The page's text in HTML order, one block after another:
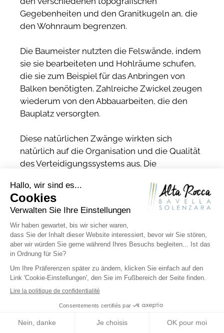
Gegebenheiten und den Granitkugeln an, die
den Wohnraum begrenzen.
Die Baumeister nutzten die Felswände, indem
sie sie bearbeiteten und Hohlräume schufen,
die sie zum Beispiel für das Anbringen von
Balken benötigten. Zahlreiche Zwickel zeugen
wiederum von den Abbauarbeiten, die den
Bauplatz versorgten.
Diese natürlichen Zwänge wirkten sich
natürlich auf die Organisation und die Qualität
des Verteidigungssystems aus. Die
der Zugangsrampen zu sehen ist, besteht aus
einem Fundament mit regelmäßigen
Schichten aus quaderförmigen Bruchsteinen,
die ohne Bindemittel auf dem Untergrund
verlegt wurden. An den anderen Hängen sind
nur noch einige Mauerreste erhalten, die
zwischen den Felsmassiven eingeklemmt
sind.
Jenseits dieser Umzäunung liegen kleine
Mauerkanten, die sich durch die Vegetation